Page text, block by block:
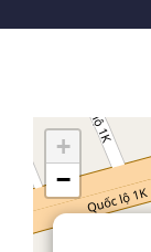
+
−